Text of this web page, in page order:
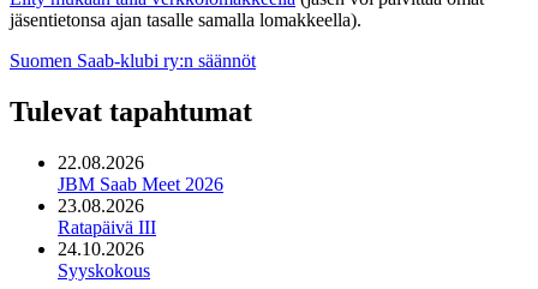
jäsentietonsa ajan tasalle samalla lomakkeella).
Suomen Saab-klubi ry:n säännöt
Tulevat tapahtumat
22.08.2026
JBM Saab Meet 2026
23.08.2026
Ratapäivä III
24.10.2026
Syyskokous